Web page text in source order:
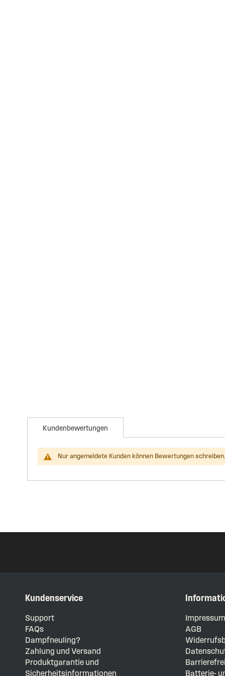
Kundenbewertungen
Nur angemeldete Kunden können Bewertungen
Kundenservice
Support
FAQs
Dampfneuling?
Zahlung und Versand
Produktgarantie und
Sicherheitsinformationen
Impressum
AGB
Batterie-